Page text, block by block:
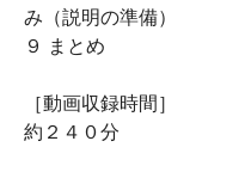
み（説明の準備）
９ まとめ
［動画収録時間］
約２４０分